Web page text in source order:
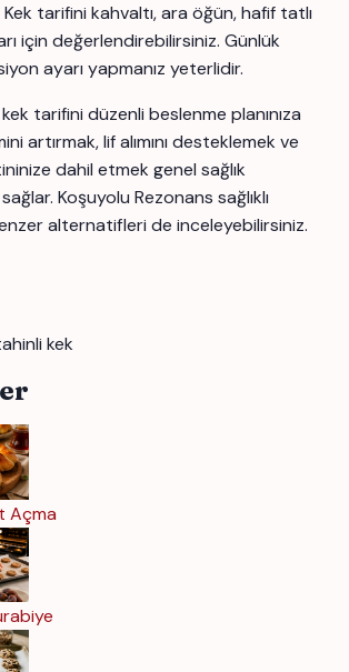
tarifini kahvaltı, ara öğün, hafif tatlı
için değerlendirebilirsiniz. Günlük
ayarı yapmanız yeterlidir.
tarifini düzenli beslenme planınıza
artırmak, lif alımını desteklemek ve
dahil etmek genel sağlık
Koşuyolu Rezonans sağlıklı
alternatifleri de inceleyebilirsiniz.
kek
Açma